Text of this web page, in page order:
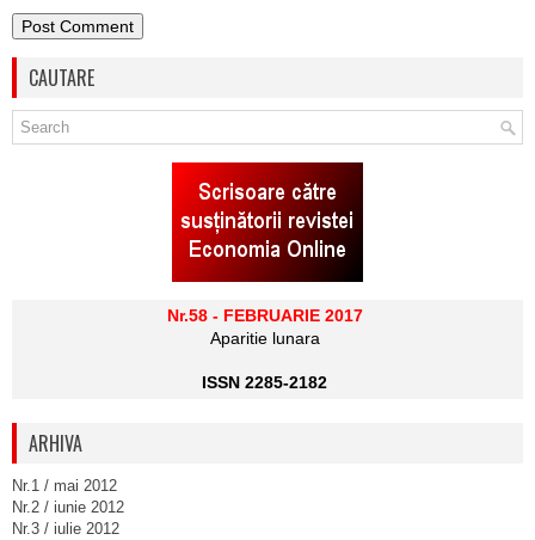
CAUTARE
Nr.58 - FEBRUARIE 2017
Aparitie lunara
ISSN 2285-2182
ARHIVA
Nr.1 / mai 2012
Nr.2 / iunie 2012
Nr.3 / iulie 2012